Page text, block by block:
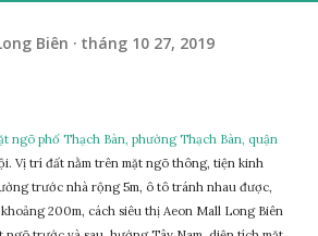
Biên tháng 10 27, 2019
ngõ phố Thạch Bàn, phường Thạch Bàn, quận
Vị trí đất nằm trên mặt ngõ thông, tiện kinh
trước nhà rộng 5m, ô tô tránh nhau được,
200m, cách siêu thị Aeon Mall Long Biên